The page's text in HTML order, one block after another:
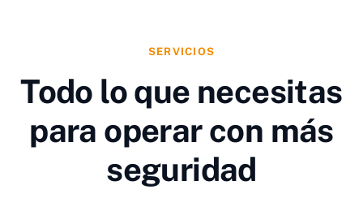
SERVICIOS
Todo lo que necesitas
para operar con más
seguridad